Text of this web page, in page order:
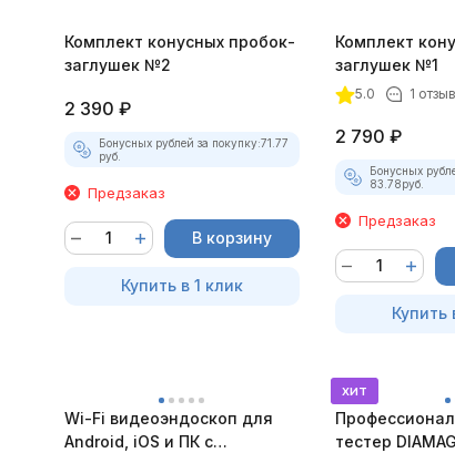
Комплект конусных пробок-
заглушек №2
2 390 ₽
Бонусных рублей за покупку:71.77
руб.
Предзаказ
В корзину
Купить в 1 клик
Комплект
заглушек №1
5.0 1 отзыв
2 790 ₽
Бонусных
83.78руб.
Предзаказ
Купить
Wi-Fi видеоэндоскоп для
Android, iOS и ПК с
хит
тестер